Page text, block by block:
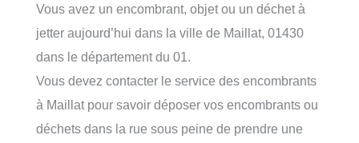
Vous avez un encombrant, objet ou un déchet à
jetter aujourd’hui dans la ville de Maillat, 01430
dans le département du 01.
Vous devez contacter le service des encombrants
à Maillat pour savoir déposer vos encombrants ou
déchets dans la rue sous peine de prendre une